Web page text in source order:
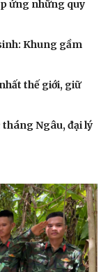
- Gia đình
ứng những quy
Khung gầm
thế giới, giữ
Ngâu, đại lý